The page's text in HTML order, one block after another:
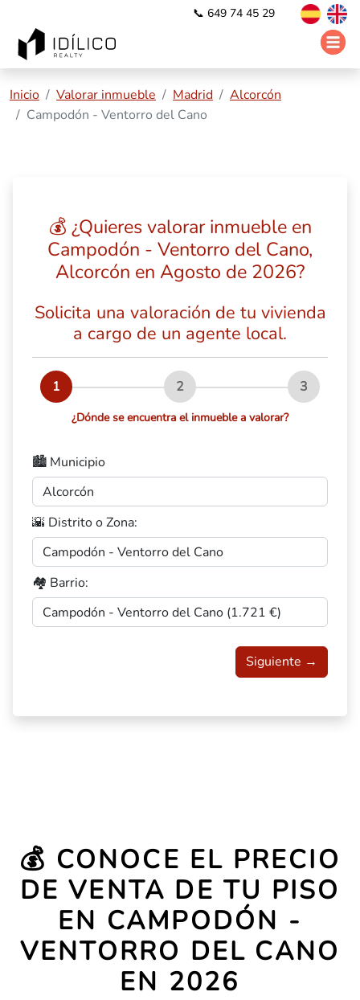
📞 649 74 45 29
Inicio Valorar inmueble Madrid
Alcorcón
Campodón - Ventorro del Cano
💰 ¿Quieres valorar inmueble en
Campodón - Ventorro del Cano,
Alcorcón en Agosto de 2026?
Solicita una valoración de tu vivienda
a cargo de un agente local.
1 2 3
¿Dónde se encuentra el inmueble a valorar?
🏙️ Municipio
🌇 Distrito o Zona:
🏘️ Barrio:
Siguiente →
💰 CONOCE EL PRECIO
DE VENTA DE TU PISO
EN CAMPODÓN -
VENTORRO DEL CANO
EN 2026